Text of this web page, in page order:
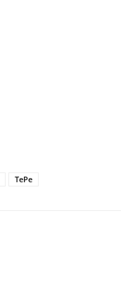
TePe